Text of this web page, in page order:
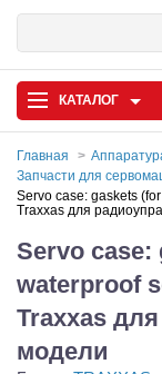
КАТАЛОГ
Автомодели
Запчасти и
Игрушки
Главная
Запчасти для
Servo case: gaskets
Traxxas для
Servo case:
waterproof
Traxxas
модели